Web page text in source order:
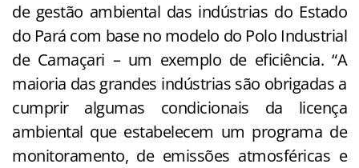
de gestão ambiental das indústrias do Estado
do Pará com base no modelo do Polo Industrial
de Camaçari – um exemplo de eficiência. “A
maioria das grandes indústrias são obrigadas a
cumprir algumas condicionais da licença
ambiental que estabelecem um programa de
monitoramento, de emissões atmosféricas e